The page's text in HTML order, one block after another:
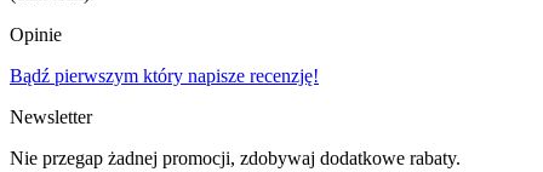
Opinie
Bądź pierwszym który napisze recenzję!
Newsletter
Nie przegap żadnej promocji, zdobywaj dodatkowe rabaty.